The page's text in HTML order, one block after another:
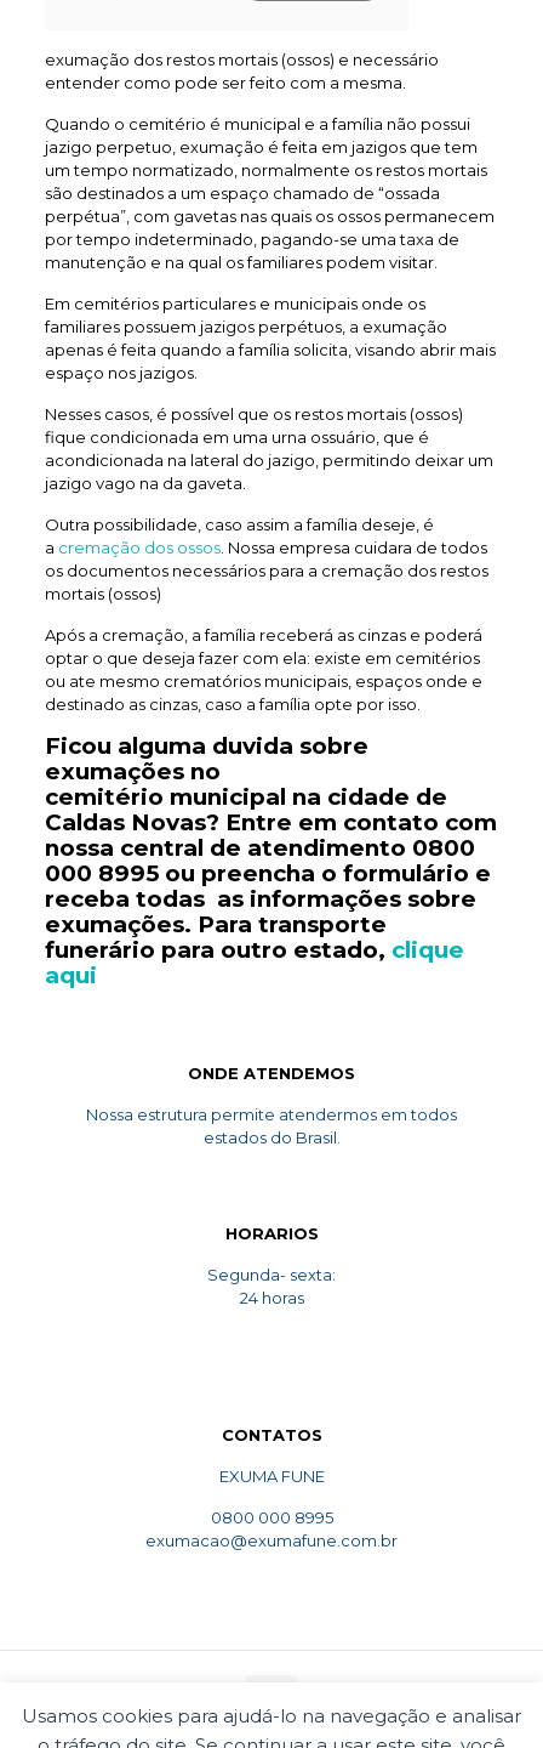
Usamos cookies para ajudá-lo na navegação e analisar
exumação dos restos mortais (ossos) e necessário
entender como pode ser feito com a mesma.
Quando o cemitério é municipal e a família não possui
jazigo perpetuo, exumação é feita em jazigos que tem
um tempo normatizado, normalmente os restos mortais
são destinados a um espaço chamado de “ossada
perpétua”, com gavetas nas quais os ossos permanecem
por tempo indeterminado, pagando-se uma taxa de
manutenção e na qual os familiares podem visitar.
Em cemitérios particulares e municipais onde os
familiares possuem jazigos perpétuos, a exumação
apenas é feita quando a família solicita, visando abrir mais
espaço nos jazigos.
Nesses casos, é possível que os restos mortais (ossos)
fique condicionada em uma urna ossuário, que é
acondicionada na lateral do jazigo, permitindo deixar um
jazigo vago na da gaveta.
Outra possibilidade, caso assim a família deseje, é
a cremação dos ossos. Nossa empresa cuidara de todos
os documentos necessários para a cremação dos restos
mortais (ossos)
Após a cremação, a família receberá as cinzas e poderá
optar o que deseja fazer com ela: existe em cemitérios
ou ate mesmo crematórios municipais, espaços onde e
destinado as cinzas, caso a família opte por isso.
Ficou alguma duvida sobre
exumações no
cemitério municipal na cidade de
Caldas Novas? Entre em contato com
nossa central de atendimento 0800
000 8995ou preencha o formulário e
receba todas as informações sobre
exumações. Para transporte
funerário para outro estado, clique
aqui
ONDE ATENDEMOS
Nossa estrutura permite atendermos em todos
estados do Brasil.
HORARIOS
Segunda- sexta:
24 horas
CONTATOS
EXUMA FUNE
0800 000 8995
exumacao@exumafune.com.br